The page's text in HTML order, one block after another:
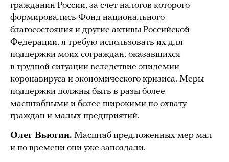
гражданин России, за счет налогов которого
формировались Фонд национального
благосостояния и другие активы Российской
Федерации, я требую использовать их для
поддержки моих сограждан, оказавшихся
в трудной ситуации вследствие эпидемии
коронавируса и экономического кризиса. Меры
поддержки должны быть в разы более
масштабными и более широкими по охвату
граждан и малых предприятий.
Олег Вьюгин. Масштаб предложенных мер мал
и по времени они уже запоздали.